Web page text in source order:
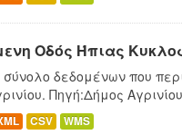
Οδός Ήπιας
δεδομένων που
Πηγή:Δήμος Αγρινίου
CSV WMS